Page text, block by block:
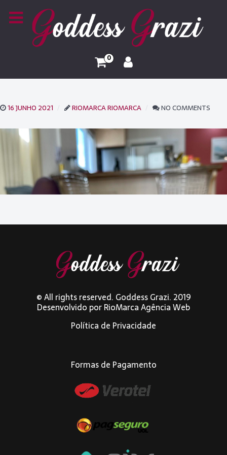
0
16 JUNHO 2021 RIOMARCA RIOMARCA NO COMMENTS
© All rights reserved. Goddess Grazi. 2019
Desenvolvido porRioMarca Agência Web
Política de Privacidade
Formas de Pagamento